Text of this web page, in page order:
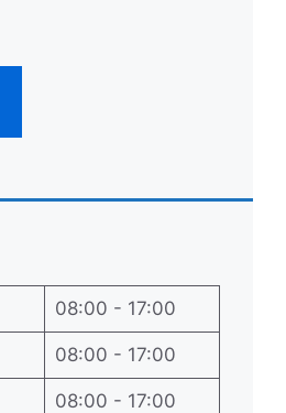
08:00 - 17:00
08:00 - 17:00
08:00 - 17:00